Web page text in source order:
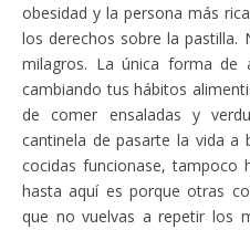
obesidad y la persona más
los derechos sobre la pastilla.
milagros. La única forma de
cambiando tus hábitos
de comer ensaladas y
cantinela de pasarte la vida a
cocidas funcionase, tampoco
hasta aquí es porque otras
que no vuelvas a repetir los